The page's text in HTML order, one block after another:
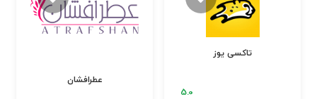
عطرافشان
تاکسی یوز